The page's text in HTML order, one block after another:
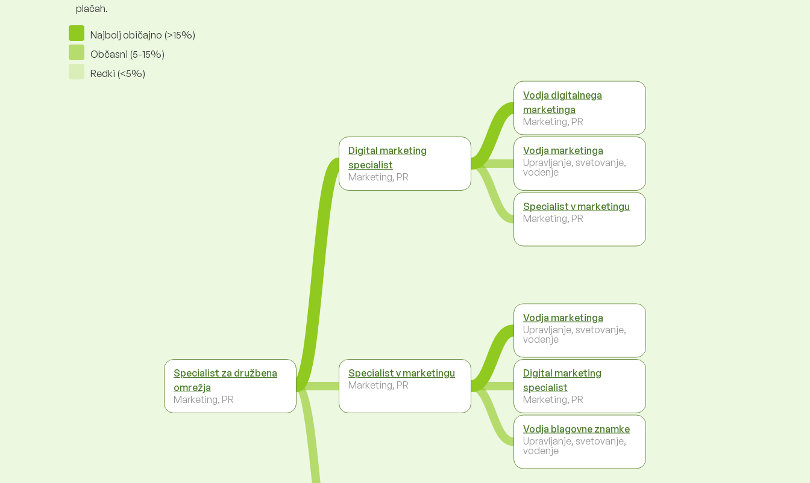
plačah.
Najbolj običajno (>15%)
Občasni (5-15%)
Redki (<5%)
Specialist za družbena
omrežja
Marketing, PR
Digital marketing
specialist
Marketing, PR
Specialist v marketingu
Marketing, PR
Vodja digitalnega
marketinga
Marketing, PR
Vodja marketinga
Upravljanje, svetovanje,
vodenje
Specialist v marketingu
Marketing, PR
Vodja marketinga
Upravljanje, svetovanje,
vodenje
Digital marketing
specialist
Marketing, PR
Vodja blagovne znamke
Upravljanje, svetovanje,
vodenje